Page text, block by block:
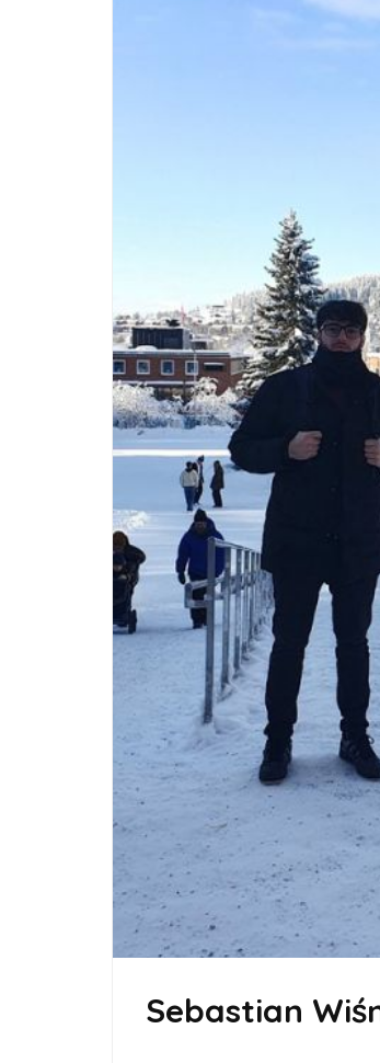
Sebastian